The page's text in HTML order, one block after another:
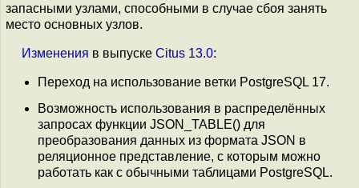
запасными узлами, способными в случае сбоя занять
место основных узлов.
Изменения в выпуске Citus 13.0:
Переход на использование ветки PostgreSQL 17.
Возможность использования в распределённых
запросах функции JSON_TABLE() для
преобразования данных из формата JSON в
реляционное представление, с которым можно
работать как с обычными таблицами PostgreSQL.